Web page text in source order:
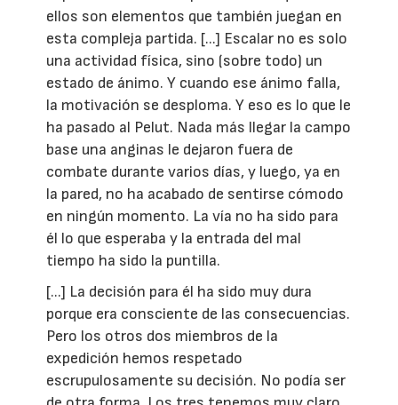
ellos son elementos que también juegan en
esta compleja partida. [...] Escalar no es solo
una actividad física, sino (sobre todo) un
estado de ánimo. Y cuando ese ánimo falla,
la motivación se desploma. Y eso es lo que le
ha pasado al Pelut. Nada más llegar la campo
base una anginas le dejaron fuera de
combate durante varios días, y luego, ya en
la pared, no ha acabado de sentirse cómodo
en ningún momento. La vía no ha sido para
él lo que esperaba y la entrada del mal
tiempo ha sido la puntilla.
[...] La decisión para él ha sido muy dura
porque era consciente de las consecuencias.
Pero los otros dos miembros de la
expedición hemos respetado
escrupulosamente su decisión. No podía ser